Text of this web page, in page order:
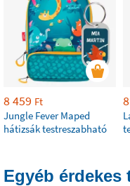
8 459 Ft
Jungle Fever Maped
hátizsák testreszabható
Egyéb érdekes